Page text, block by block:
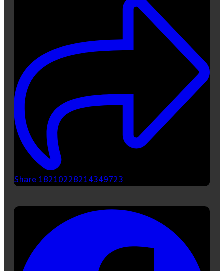
Share 18210228214349723